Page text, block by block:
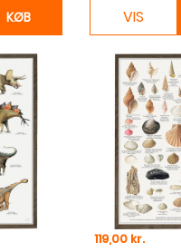
KØB VIS
Pris
119,00 kr.